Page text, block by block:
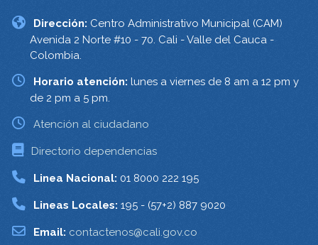
Dirección: Centro Administrativo Municipal (CAM)
Avenida 2 Norte #10 - 70. Cali - Valle del Cauca -
Colombia.
Horario atención: lunes a viernes de 8 am a 12 pm y
de 2 pm a 5 pm.
Atención al ciudadano
Directorio dependencias
Linea Nacional: 01 8000 222 195
Lineas Locales: 195 - (57+2) 887 9020
Email: contactenos@cali.gov.co